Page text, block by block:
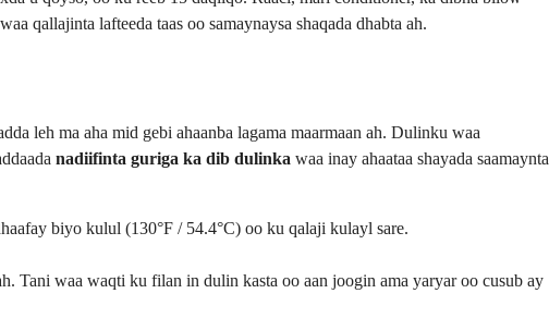
qallajinta lafteeda taas oo samaynaysa shaqada dhabta ah.
leh ma aha mid gebi ahaanba lagama maarmaan ah. Dulinku waa
nadiifinta guriga ka dib dulinka waa inay ahaataa shayada saamaynta
biyo kulul (130°F / 54.4°C) oo ku qalaji kulayl sare.
Tani waa waqti ku filan in dulin kasta oo aan joogin ama yaryar oo cusub ay